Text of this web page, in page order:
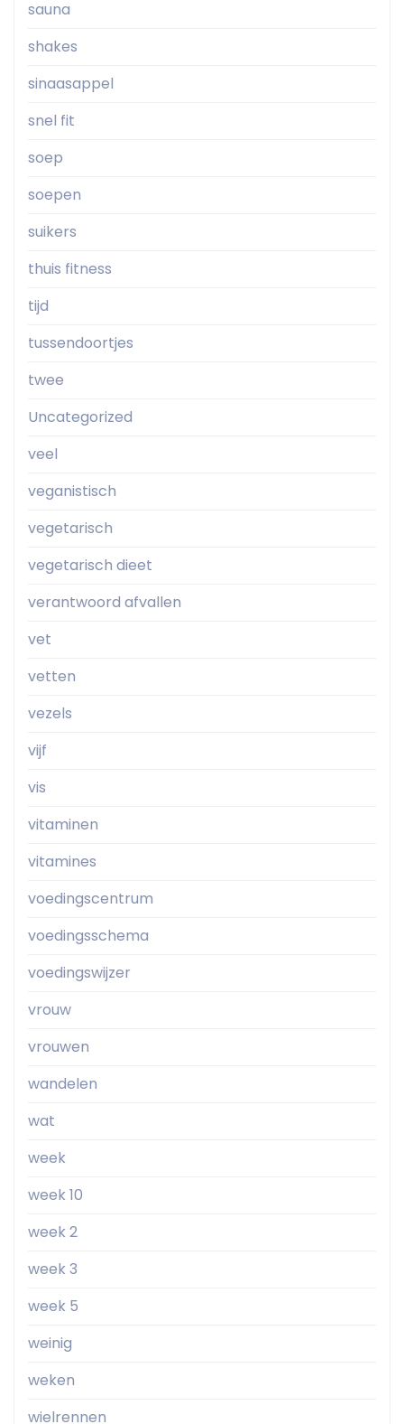
sauna
shakes
sinaasappel
snel fit
soep
soepen
suikers
thuis fitness
tijd
tussendoortjes
twee
Uncategorized
veel
veganistisch
vegetarisch
vegetarisch dieet
verantwoord afvallen
vet
vetten
vezels
vijf
vis
vitaminen
vitamines
voedingscentrum
voedingsschema
voedingswijzer
vrouw
vrouwen
wandelen
wat
week
week 10
week 2
week 3
week 5
weinig
weken
wielrennen